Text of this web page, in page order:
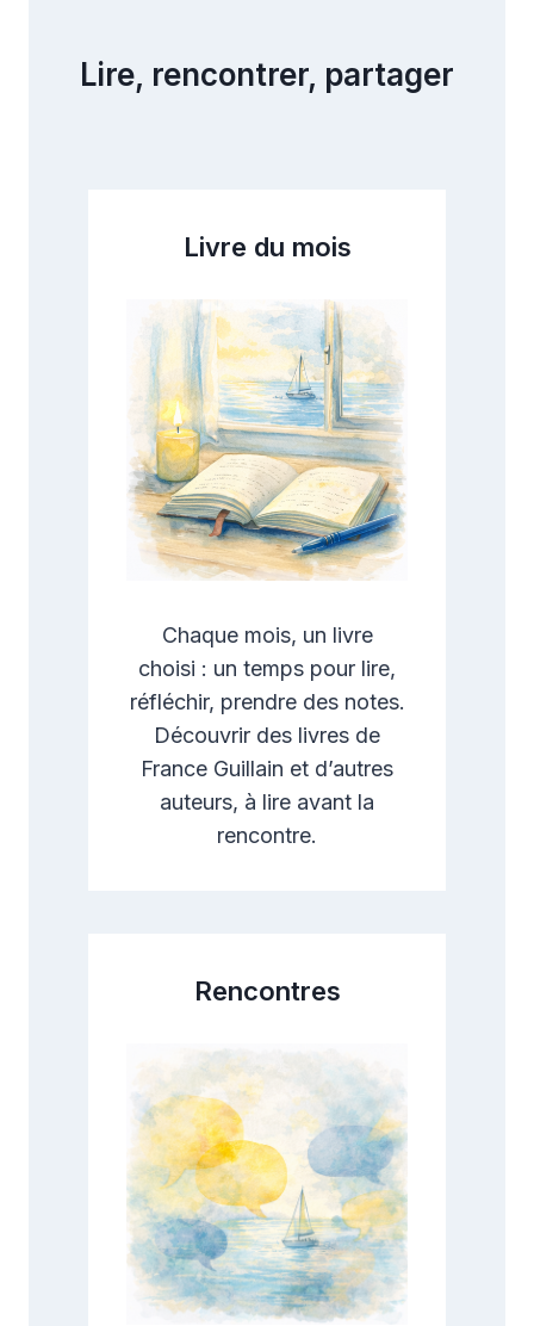
Lire, rencontrer, partager
Livre du mois
Chaque mois, un livre
choisi : un temps pour lire,
réfléchir, prendre des notes.
Découvrir des livres de
France Guillain et d’autres
auteurs, à lire avant la
rencontre.
Rencontres